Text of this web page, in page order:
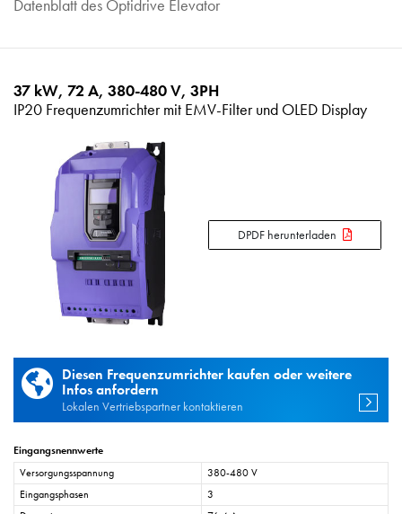
Datenblatt des Optidrive Elevator
37 kW, 72 A, 380-480 V, 3PH
IP20 Frequenzumrichter mit EMV-Filter und OLED Display
DPDF herunterladen
Diesen Frequenzumrichter kaufen oder weitere
Infos anfordern
Lokalen Vertriebspartner kontaktieren
Eingangsnennwerte
Versorgungsspannung
380-480 V
Eingangsphasen
3